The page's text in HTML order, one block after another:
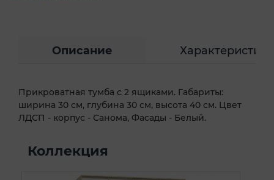
Описание Характеристики
Прикроватная тумба с 2 ящиками. Габариты:
ширина 30 см, глубина 30 см, высота 40 см. Цвет
ЛДСП - корпус - Санома, Фасады - Белый.
Коллекция